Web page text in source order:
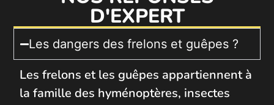
D'EXPERT
Les dangers des frelons et guêpes ?
Les frelons et les guêpes appartiennent à
la famille des hyménoptères, insectes